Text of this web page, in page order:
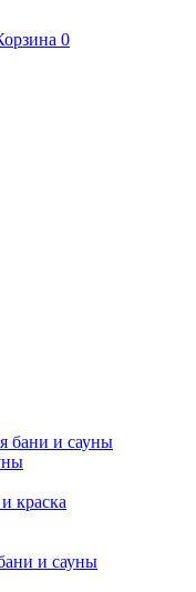
0
бани и сауны
краска
и сауны